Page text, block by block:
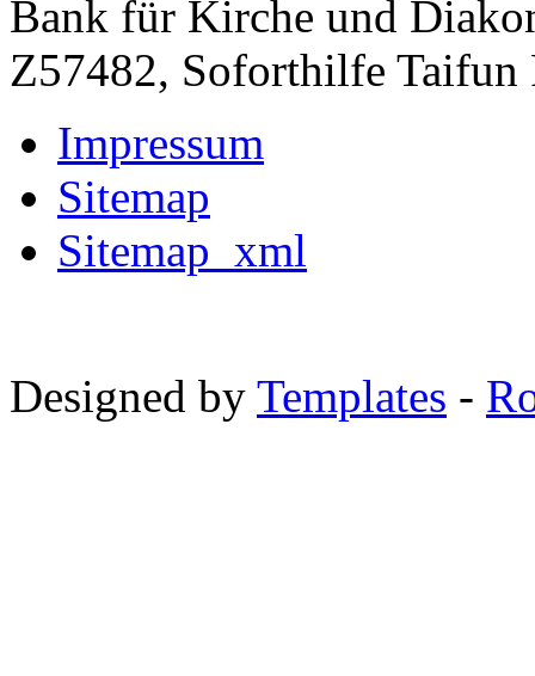
Bank für Kirche und
Z57482, Soforthilfe Taifun
Impressum
Sitemap
Sitemap_xml
Designed by Templates -